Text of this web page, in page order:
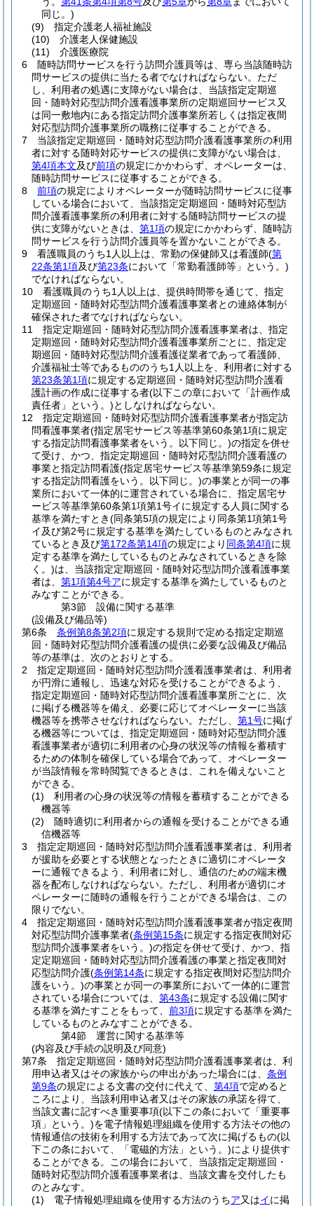
同じ。)
(9)
指定介護老人福祉施設
(10)
介護老人保健施設
(11)
介護医療院
6
随時訪問サービスを行う訪問介護員等は、専ら当該随時訪
問サービスの提供に当たる者でなければならない。 ただ
し、利用者の処遇に支障がない場合は、当該指定定期巡
回・随時対応型訪問介護看護事業所の定期巡回サービス又
は同一敷地内にある指定訪問介護事業所若しくは指定夜間
対応型訪問介護事業所の職務に従事することができる。
7
当該指定定期巡回・随時対応型訪問介護看護事業所の利用
者に対する随時対応サービスの提供に支障がない場合は、
第4項本文及び前項の規定にかかわらず、オペレーターは、
随時訪問サービスに従事することができる。
8
前項の規定によりオペレーターが随時訪問サービスに従事
している場合において、当該指定定期巡回・随時対応型訪
問介護看護事業所の利用者に対する随時訪問サービスの提
供に支障がないときは、 第1項の規定にかかわらず、随時訪
問サービスを行う訪問介護員等を置かないことができる。
9
看護職員のうち1人以上は、常勤の保健師又は看護師(第
22条第1項及び第23条において「常勤看護師等」という。)
でなければならない。
10
看護職員のうち1人以上は、提供時間帯を通じて、指定
定期巡回・随時対応型訪問介護看護事業者との連絡体制が
確保された者でなければならない。
11
指定定期巡回・随時対応型訪問介護看護事業者は、指定
定期巡回・随時対応型訪問介護看護事業所ごとに、指定定
期巡回・随時対応型訪問介護看護従業者であって看護師、
介護福祉士等であるもののうち1人以上を、利用者に対する
第23条第1項に規定する定期巡回・随時対応型訪問介護看
護計画の作成に従事する者(以下この章において「計画作成
責任者」という。)としなければならない。
12
指定定期巡回・随時対応型訪問介護看護事業者が指定訪
問看護事業者(指定居宅サービス等基準第60条第1項に規定
する指定訪問看護事業者をいう。以下同じ。)の指定を併せ
て受け、かつ、指定定期巡回・随時対応型訪問介護看護の
事業と指定訪問看護(指定居宅サービス等基準第59条に規定
する指定訪問看護をいう。以下同じ。)の事業とが同一の事
業所において一体的に運営されている場合に、指定居宅サ
ービス等基準第60条第1項第1号イに規定する人員に関する
基準を満たすとき(同条第5項の規定により同条第1項第1号
イ及び第2号に規定する基準を満たしているものとみなされ
ているとき及び第172条第14項の規定により 同条第4項に規
定する基準を満たしているものとみなされているときを除
く。)は、当該指定定期巡回・随時対応型訪問介護看護事業
者は、 第1項第4号アに規定する基準を満たしているものと
みなすことができる。
第3節
設備に関する基準
(設備及び備品等)
第6条
条例第8条第2項に規定する規則で定める指定定期巡
回・随時対応型訪問介護看護の提供に必要な設備及び備品
等の基準は、次のとおりとする。
2
指定定期巡回・随時対応型訪問介護看護事業者は、利用者
が円滑に通報し、迅速な対応を受けることができるよう、
指定定期巡回・随時対応型訪問介護看護事業所ごとに、次
に掲げる機器等を備え、必要に応じてオペレーターに当該
機器等を携帯させなければならない。 ただし、 第1号に掲げ
る機器等については、指定定期巡回・随時対応型訪問介護
看護事業者が適切に利用者の心身の状況等の情報を蓄積す
るための体制を確保している場合であって、オペレーター
が当該情報を常時閲覧できるときは、これを備えないこと
ができる。
(1)
利用者の心身の状況等の情報を蓄積することができる
機器等
(2)
随時適切に利用者からの通報を受けることができる通
信機器等
3
指定定期巡回・随時対応型訪問介護看護事業者は、利用者
が援助を必要とする状態となったときに適切にオペレータ
ーに通報できるよう、利用者に対し、通信のための端末機
器を配布しなければならない。 ただし、利用者が適切にオ
ペレーターに随時の通報を行うことができる場合は、この
限りでない。
4
指定定期巡回・随時対応型訪問介護看護事業者が指定夜間
対応型訪問介護事業者(条例第15条に規定する指定夜間対応
型訪問介護事業者をいう。)の指定を併せて受け、かつ、指
定定期巡回・随時対応型訪問介護看護の事業と指定夜間対
応型訪問介護(条例第14条に規定する指定夜間対応型訪問介
護をいう。)の事業とが同一の事業所において一体的に運営
されている場合については、 第43条に規定する設備に関す
る基準を満たすことをもって、 前3項に規定する基準を満た
しているものとみなすことができる。
第4節
運営に関する基準等
(内容及び手続の説明及び同意)
第7条
指定定期巡回・随時対応型訪問介護看護事業者は、利
用申込者又はその家族からの申出があった場合には、 条例
第9条の規定による文書の交付に代えて、 第4項で定めると
ころにより、当該利用申込者又はその家族の承諾を得て、
当該文書に記すべき重要事項(以下この条において「重要事
項」という。)を電子情報処理組織を使用する方法その他の
情報通信の技術を利用する方法であって次に掲げるもの(以
下この条において、「電磁的方法」という。)により提供す
ることができる。
この場合において、当該指定定期巡回・
随時対応型訪問介護看護事業者は、当該文書を交付したも
のとみなす。
(1)
電子情報処理組織を使用する方法のうちア又はイに掲